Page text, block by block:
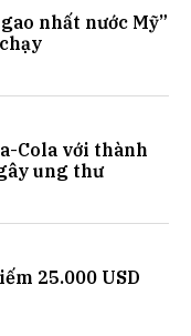
nhất nước Mỹ”
Cola với thành
ung thư
25.000 USD